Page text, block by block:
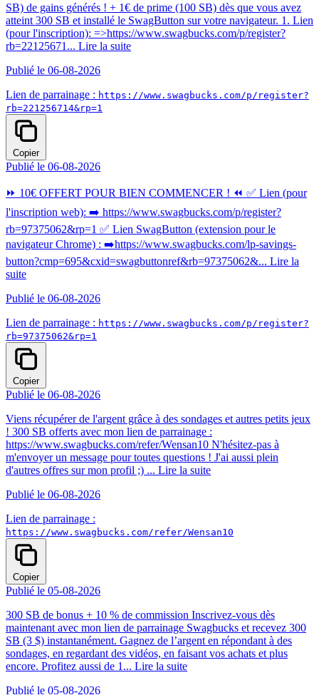
SB) de gains générés ! + 1€ de prime (100 SB) dès que vous avez
atteint 300 SB et installé le SwagButton sur votre navigateur. 1. Lien
(pour l'inscription): =>https://www.swagbucks.com/p/register?
rb=22125671... Lire la suite
Publié le 06-08-2026
Lien de parrainage : https://www.swagbucks.com/p/register?
rb=221256714&rp=1
Copier
Publié le 06-08-2026
⏩ 10€ OFFERT POUR BIEN COMMENCER ! ⏪ ✅ Lien (pour
l'inscription web): ➡️ https://www.swagbucks.com/p/register?
rb=97375062&rp=1 ✅ Lien SwagButton (extension pour le
navigateur Chrome) : ➡️https://www.swagbucks.com/lp-savings-
button?cmp=695&cxid=swagbuttonref&rb=97375062&... Lire la
suite
Publié le 06-08-2026
Lien de parrainage : https://www.swagbucks.com/p/register?
rb=97375062&rp=1
Copier
Publié le 06-08-2026
Viens récupérer de l'argent grâce à des sondages et autres petits jeux
! 300 SB offerts avec mon lien de parrainage :
https://www.swagbucks.com/refer/Wensan10 N'hésitez-pas à
m'envoyer un message pour toutes questions ! J'ai aussi plein
d'autres offres sur mon profil ;) ... Lire la suite
Publié le 06-08-2026
Lien de parrainage :
https://www.swagbucks.com/refer/Wensan10
Copier
Publié le 05-08-2026
300 SB de bonus + 10 % de commission Inscrivez-vous dès
maintenant avec mon lien de parrainage Swagbucks et recevez 300
SB (3 $) instantanément. Gagnez de l’argent en répondant à des
sondages, en regardant des vidéos, en faisant vos achats et plus
encore. Profitez aussi de 1... Lire la suite
Publié le 05-08-2026